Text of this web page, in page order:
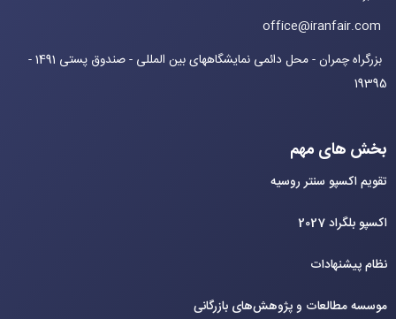
office@iranfair.com
بزرگراه چمران - محل دائمی نمایشگاههای بین المللی - صندوق پستی 1491 -
19395
بخش های مهم
تقویم اکسپو سنتر روسیه
اکسپو بلگراد 2027
نظام پیشنهادات
موسسه مطالعات و پژوهش‌های بازرگانی